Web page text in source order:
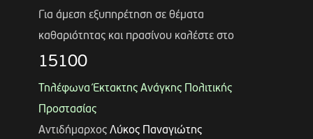
Για άμεση εξυπηρέτηση σε θέματα
καθαριότητας και πρασίνου καλέστε στο
15100
Τηλέφωνα Έκτακτης Ανάγκης Πολιτικής
Προστασίας
Αντιδήμαρχος Λύκος Παναγιώτης